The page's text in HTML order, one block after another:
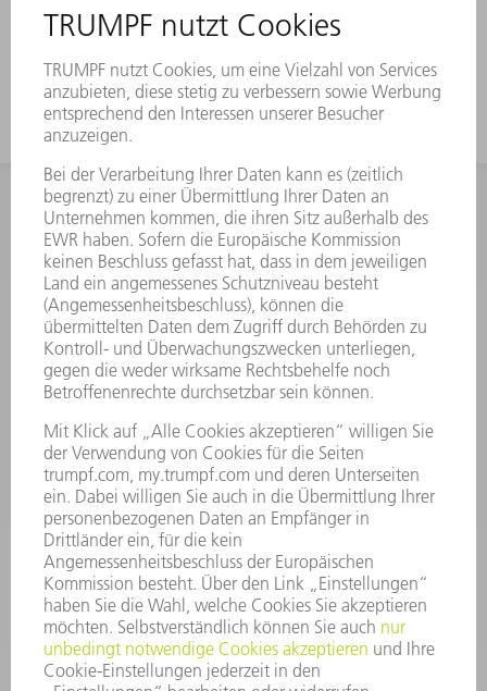
INFORMATION
Häufig gestellte Fragen
Allgemeine Geschäftsbedingungen
KONTAKT
Kundenbetreuung TRUMPF Werkzeugmaschinen
+49 7156 303 33222
Mo - Fr: 07:30 - 17:30 Uhr
Erweiterte Rufbereitschaft per Service App Mo - Fr:
06:30 - 20.00 Uhr Sa: 07:00 - 12:00 Uhr
Kundenbetreuung@trumpf.com
KONTAKT
Service TRUMPF Lasertechnik
+49 7156 303 37444
Mo - Fr: 07:30 - 18:00 Uhr
Additive Manufacturing 07:30 - 17:30 Uhr
spareparts.tld@trumpf.com